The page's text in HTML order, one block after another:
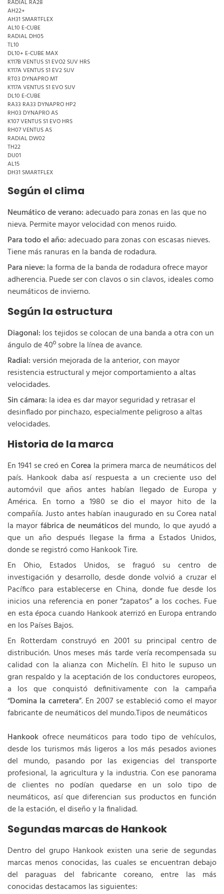
RADIAL RA28
AH22+
AH31 SMARTFLEX
AL10 E-CUBE
RADIAL DH05
TL10
DL10+ E-CUBE MAX
K117B VENTUS S1 EVO2 SUV HRS
K117A VENTUS S1 EV2 SUV
RT03 DYNAPRO MT
K117A VENTUS S1 EVO SUV
DL10 E-CUBE
RA33 RA33 DYNAPRO HP2
RH03 DYNAPRO AS
K107 VENTUS S1 EVO HRS
RH07 VENTUS AS
RADIAL DW02
TH22
DU01
AL15
DH31 SMARTFLEX
Según el clima
Neumático de verano:adecuado para zonas en las que no
nieva. Permite mayor velocidad con menos ruido.
Para todo el año:adecuado para zonas con escasas nieves.
Tiene más ranuras en la banda de rodadura.
Para nieve: la forma de la banda de rodadura ofrece mayor
adherencia. Puede ser con clavos o sin clavos, ideales como
neumáticos de invierno.
Según la estructura
Diagonal: los tejidos se colocan de una banda a otra con un
ángulo de 40º sobre la línea de avance.
Radial:versión mejorada de la anterior, con mayor
resistencia estructural y mejor comportamiento a altas
velocidades.
Sin cámara: la idea es dar mayor seguridad y retrasar el
desinflado por pinchazo, especialmente peligroso a altas
velocidades.
Historia de la marca
En 1941 se creó enCorea la primera marca de neumáticos del
país. Hankook daba así respuesta a un creciente uso del
automóvil que años antes habían llegado de Europa y
América. En torno a 1980 se dio el mayor hito de la
compañía. Justo antes habían inaugurado en su Corea natal
la mayor fábrica de neumáticos del mundo, lo que ayudó a
que un año después llegase la firma a Estados Unidos,
donde se registró como Hankook Tire.
En Ohio, Estados Unidos, se fraguó su centro de
investigación y desarrollo, desde donde volvió a cruzar el
Pacífico para establecerse en China, donde fue desde los
inicios una referencia en poner “zapatos” a los coches. Fue
en esta época cuando Hankook aterrizó en Europa entrando
en los Países Bajos.
En Rotterdam construyó en 2001 su principal centro de
distribución. Unos meses más tarde vería recompensada su
calidad con la alianza con Michelín. El hito le supuso un
gran respaldo y la aceptación de los conductores europeos,
a los que conquistó definitivamente con la campaña
“Domina la carretera”. En 2007 se estableció como el mayor
fabricante de neumáticos del mundo.Tipos de neumáticos
Hankook ofrece neumáticos para todo tipo de vehículos,
desde los turismos más ligeros a los más pesados aviones
del mundo, pasando por las exigencias del transporte
profesional, la agricultura y la industria. Con ese panorama
de clientes no podían quedarse en un solo tipo de
neumáticos, así que diferencian sus productos en función
de la estación, el diseño y la finalidad.
Segundas marcas de Hankook
Dentro del grupo Hankook existen una serie de segundas
marcas menos conocidas, las cuales se encuentran debajo
del paraguas del fabricante coreano, entre las más
conocidas destacamos las siguientes: